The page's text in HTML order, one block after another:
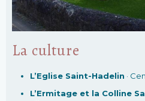
La culture
L’Eglise Saint-Hadelin ·
L’Ermitage et la Colline